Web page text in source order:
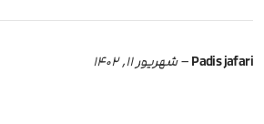
Padis jafari
–شهریور 11, 1402